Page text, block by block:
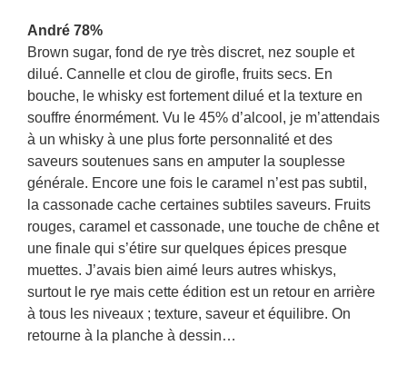
André 78%
Brown sugar, fond de rye très discret, nez souple et
dilué. Cannelle et clou de girofle, fruits secs. En
bouche, le whisky est fortement dilué et la texture en
souffre énormément. Vu le 45% d’alcool, je m’attendais
à un whisky à une plus forte personnalité et des
saveurs soutenues sans en amputer la souplesse
générale. Encore une fois le caramel n’est pas subtil,
la cassonade cache certaines subtiles saveurs. Fruits
rouges, caramel et cassonade, une touche de chêne et
une finale qui s’étire sur quelques épices presque
muettes. J’avais bien aimé leurs autres whiskys,
surtout le rye mais cette édition est un retour en arrière
à tous les niveaux ; texture, saveur et équilibre. On
retourne à la planche à dessin…